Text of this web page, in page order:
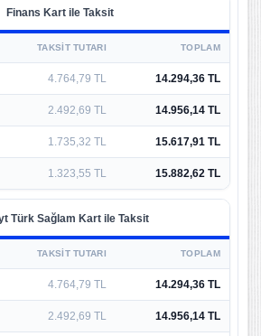
Finans Kart ile Taksit
TAKSIT TUTARI TOPLAM
4.764,79 TL 14.294,36 TL
2.492,69 TL 14.956,14 TL
1.735,32 TL 15.617,91 TL
1.323,55 TL 15.882,62 TL
Türk Sağlam Kart ile Taksit
TAKSIT TUTARI TOPLAM
4.764,79 TL 14.294,36 TL
2.492,69 TL 14.956,14 TL